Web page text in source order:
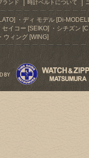
ランド 時計ベルトについて
ディ モデル [Di-
セイコー [SEIKO]
シチズン
ウィング [WING]